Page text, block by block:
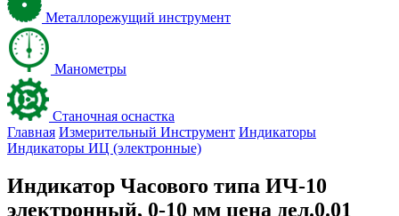
Металлорежущий инструмент
Манометры
Станочная оснастка
Главная Измерительный Инструмент Индикаторы
Индикаторы ИЦ (электронные)
Индикатор Часового типа ИЧ-10
электронный, 0-10 мм цена дел.0.01